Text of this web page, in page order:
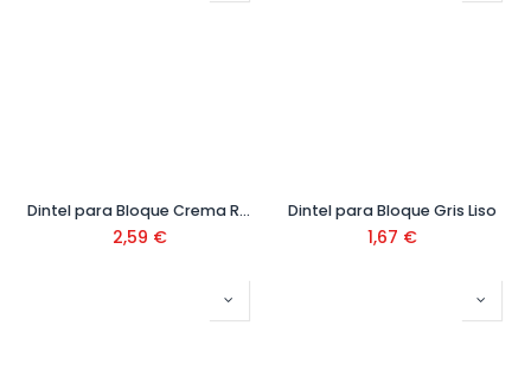
Dintel para Bloque Crema Rugoso
2,59 €
Dintel para Bloque Gris Liso
1,67 €